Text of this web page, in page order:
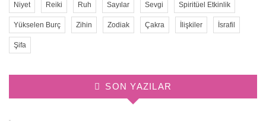
Niyet Reiki Ruh Sayılar Sevgi Spiritüel Etkinlik
Yükselen Burç Zihin Zodiak Çakra İlişkiler İsrafil
Şifa
SON YAZILAR